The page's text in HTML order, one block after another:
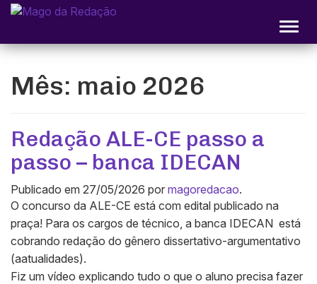
Mês: maio 2026
Redação ALE-CE passo a
passo – banca IDECAN
Publicado em 27/05/2026 por magoredacao.
O concurso da ALE-CE está com edital publicado na
praça! Para os cargos de técnico, a banca IDECAN está
cobrando redação do gênero dissertativo-argumentativo
(aatualidades).
Fiz um vídeo explicando tudo o que o aluno precisa fazer